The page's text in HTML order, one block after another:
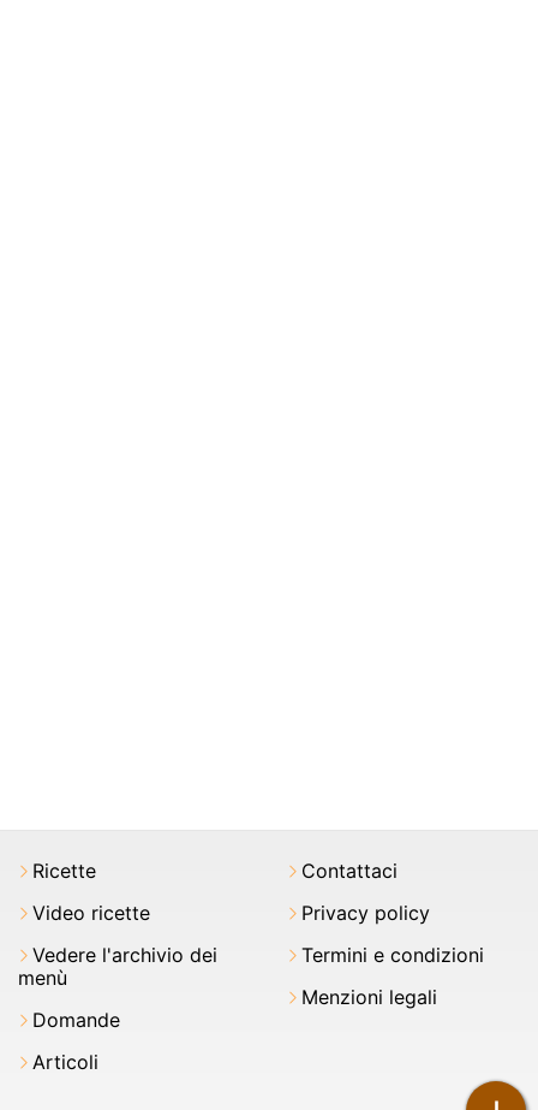
Ricette
Video ricette
Vedere l'archivio dei
menù
Domande
Articoli
Contattaci
Privacy policy
Termini e condizioni
Menzioni legali